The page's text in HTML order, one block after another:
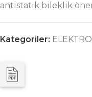
antistatik bileklik
Kategoriler: